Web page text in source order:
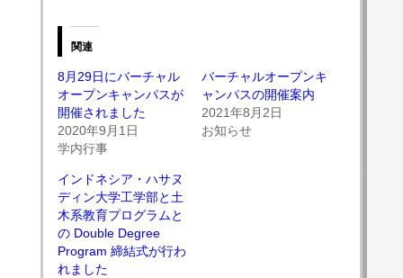
て
Twitter
で
有
(新
し
い
ウ
ィ
ン
ド
ウ
で
開
き
ま
す)
リ
ク
し
て
く
だ
し
い
ウ
ィ
ン
ド
ウ
で
関連
8月29日にバーチャル
オープンキャンパスが
開催されました
2020年9月1日
学内行事
バーチャルオープンキ
ャンパスの開催案内
2021年8月2日
お知らせ
インドネシア・ハサヌ
ディン大学工学部と土
木系教育プログラムと
の Double Degree
Program 締結式が行わ
れました